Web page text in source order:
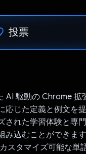
投票
AI 駆動の Chrome 拡
応じた定義と例文を
れた学習体験と専
込むことができま
スタマイズ可能な単